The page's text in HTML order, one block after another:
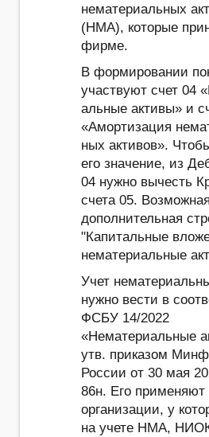
нематериальных
(НМА), которые
фирме.
В формировании
участвуют счет 04
аль­ные ак­ти­вы» и
«Амор­ти­за­ция
ных ак­ти­вов».
его значение, из
04 нужно вычесть
счета 05. Возможная
дополнительная
"Капитальные
нематериальные
Учет
нужно вести в
ФСБУ 14/2022
«Нематериальные
утв. приказом
России от 30 мая
86н. Его применяют
организации, у
на учете НМА,